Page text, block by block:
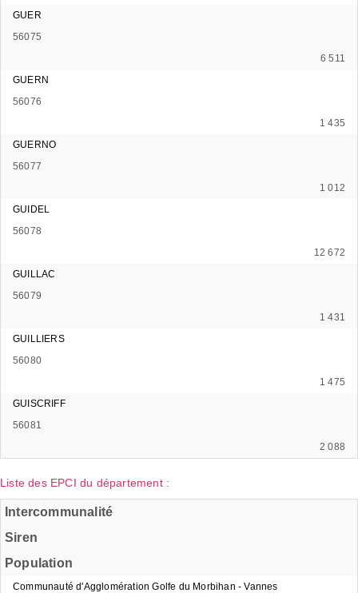
GUER
56075
6 511
GUERN
56076
1 435
GUERNO
56077
1 012
GUIDEL
56078
12 672
GUILLAC
56079
1 431
GUILLIERS
56080
1 475
GUISCRIFF
56081
2 088
Liste des EPCI du département :
Intercommunalité
Siren
Population
Communauté d'Agglomération Golfe du Morbihan - Vannes